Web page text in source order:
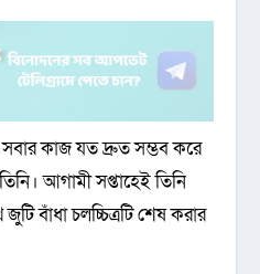
সবার কাজ যত দ্রুত সম্ভব করে
আগামী সপ্তাহেই তিনি
বাঁধা চলচ্চিত্রটি শেষ করার